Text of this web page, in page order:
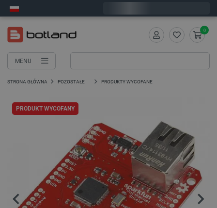
MENU
0
STRONA GŁÓWNA POZOSTAŁE PRODUKTY WYCOFANE
PRODUKT WYCOFANY